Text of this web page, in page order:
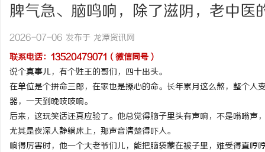
脾气急、脑鸣响，除了滋阴，老中
2026-07-06 发布于 龙潭资讯网
联系电话：13520479071（微信同号）
说个真事儿，有个姓王的哥们，四十出头。
在单位是个拼命三郎，在家也是操心的命。长年累月这么熬，整个
器，一天到晚吱吱响。
后来，这玩笑话还真应验了。他总觉得脑子里头有声响，不是嗡嗡
尤其是夜深人静躺床上，那声音清楚得吓人。
响得厉害时，他一个大老爷们儿，能把脑袋蒙在被子里，难受得直哼